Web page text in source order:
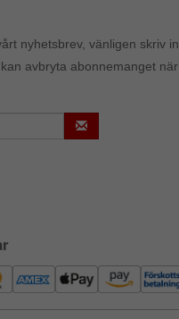
nyhetsbrev, vänligen skriv in
avbryta abonnemanget när